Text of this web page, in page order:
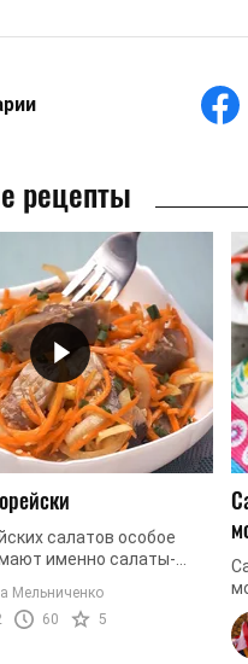
рецепты
салатов особое
именно салаты-
очередь блюда,
рыбу, а если
Сегодня ...
Мельниченко
60 5